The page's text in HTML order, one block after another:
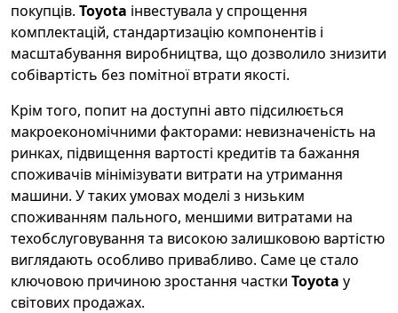
покупців. Toyota інвестувала у спрощення
комплектацій, стандартизацію компонентів і
масштабування виробництва, що дозволило знизити
собівартість без помітної втрати якості.
Крім того, попит на доступні авто підсилюється
макроекономічними факторами: невизначеність на
ринках, підвищення вартості кредитів та бажання
споживачів мінімізувати витрати на утримання
машини. У таких умовах моделі з низьким
споживанням пального, меншими витратами на
техобслуговування та високою залишковою вартістю
виглядають особливо привабливо. Саме це стало
ключовою причиною зростання частки Toyota у
світових продажах.